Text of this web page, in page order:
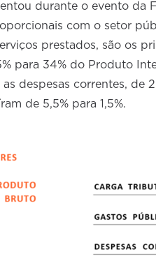
durante o evento da
com o setor
prestados, são os
para 34% do Produto
as despesas correntes,
de 5,5% para 1,5%.